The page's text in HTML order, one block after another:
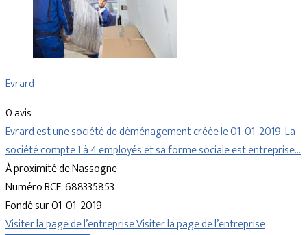
Evrard
0 avis
Evrard est une société de déménagement créée le 01-01-2019. La
société compte 1 à 4 employés et sa forme sociale est entreprise…
À proximité de Nassogne
Numéro BCE: 688335853
Fondé sur 01-01-2019
Visiter la page de l’entrepriseVisiter la page de l’entreprise